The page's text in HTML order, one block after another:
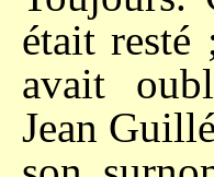
était
avait
Jean